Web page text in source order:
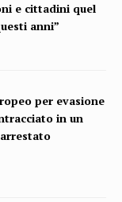
e cittadini quel
anni”
per evasione
in un